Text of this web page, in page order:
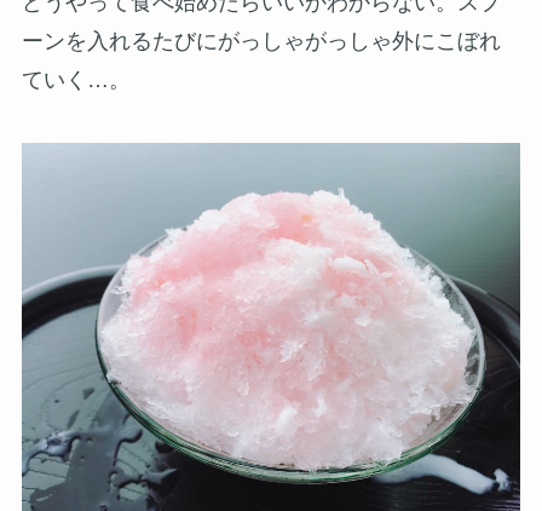
ーンを入れるたびにがっしゃがっしゃ外にこぼれ
ていく…。